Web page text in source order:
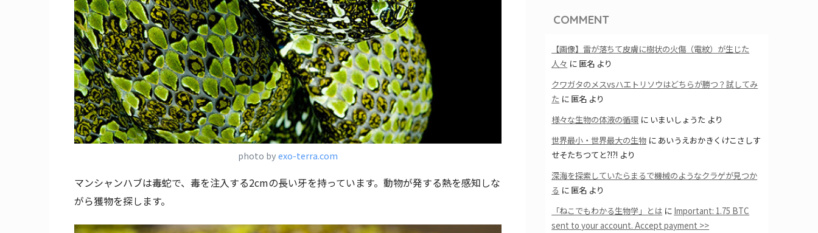
photo byexo-terra.com
マンシャンハブは毒蛇で、毒を注入する2cmの長い牙を持っています。動物が発する熱を感知しな
がら獲物を探します。
COMMENT
【画像】雷が落ちて皮膚に樹状の火傷（電紋）が生じた
人々 に 匿名 より
クワガタのメスvsハエトリソウはどちらが勝つ？試してみ
た に 匿名 より
様々な生物の体液の循環 に いまいしょうた より
世界最小・世界最大の生物 に あいうえおかきくけこさしす
せそたちつてと?!?! より
深海を探索していたらまるで機械のようなクラゲが見つか
る に 匿名 より
「ねこでもわかる生物学」とは に Important: 1.75 BTC
sent to your account. Accept payment >>